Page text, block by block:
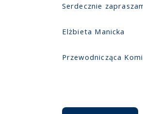
Serdecznie
Elżbieta Manicka
Przewodnicząca